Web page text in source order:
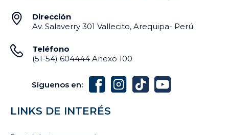
Isabel Patricia
Oviedo Vela
Dirección
Av. Salaverry 301 Vallecito, Arequipa- Perú
Teléfono
(51-54) 604444 Anexo 100
Síguenos en:
LINKS DE INTERÉS